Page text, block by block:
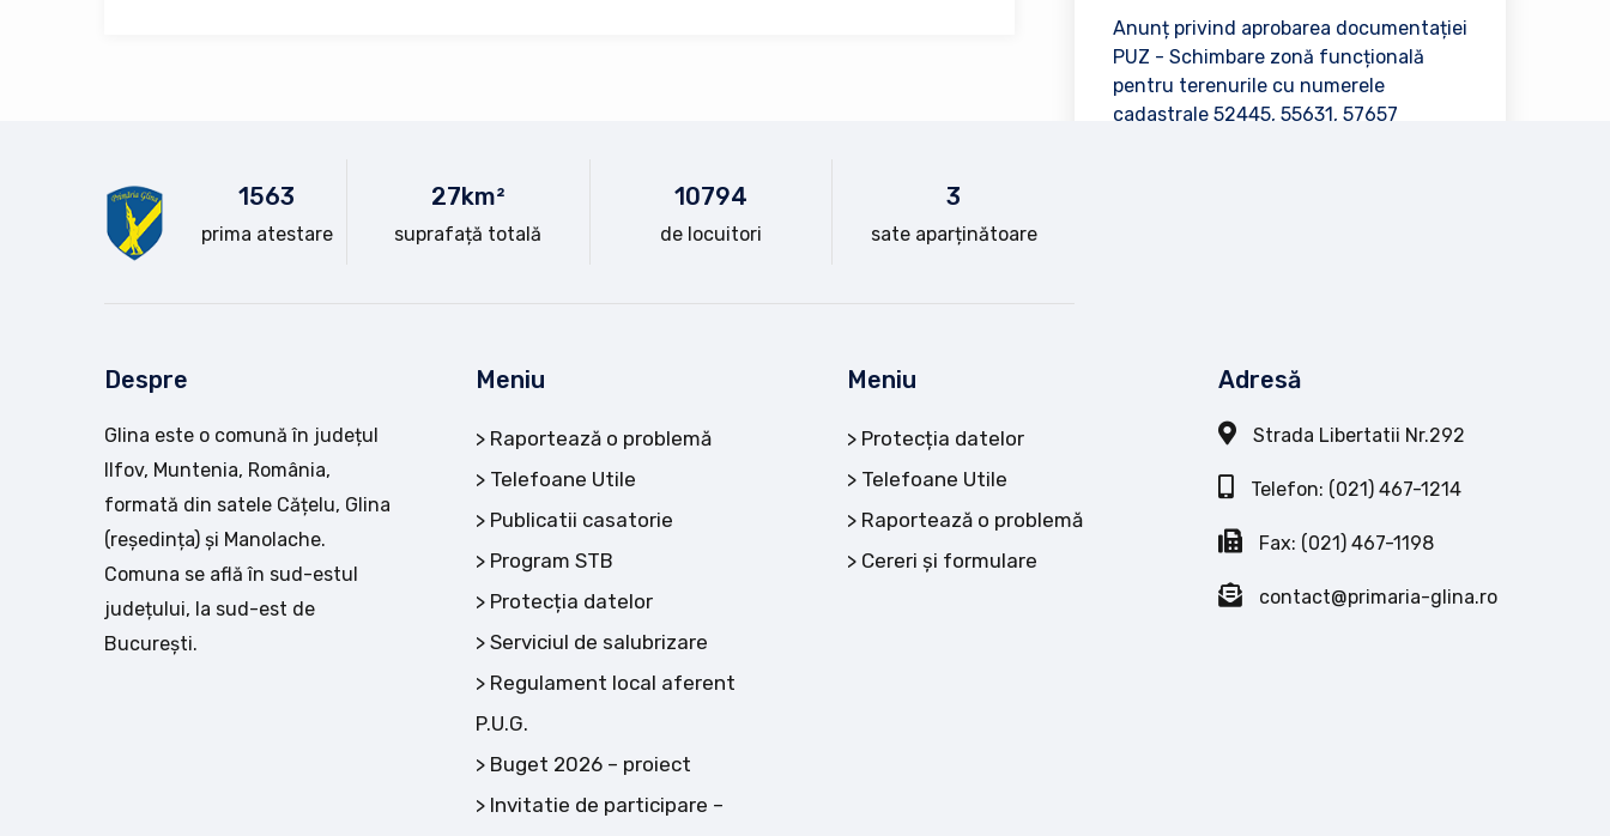
Anunț privind aprobarea documentației
PUZ - Schimbare zonă funcțională
pentru terenurile cu numerele
cadastrale 52445, 55631, 57657
1563
prima atestare
28km²
suprafață totală
10794
de locuitori
3
sate aparținătoare
Despre
Glina este o comună în județul
Ilfov, Muntenia, România,
formată din satele Cățelu, Glina
(reședința) și Manolache.
Comuna se află în sud-estul
județului, la sud-est de
București.
Meniu
Raportează o problemă
Telefoane Utile
Publicatii casatorie
Program STB
Protecția datelor
Serviciul de salubrizare
Regulament local aferent
P.U.G.
Buget 2026 – proiect
Invitatie de participare –
Meniu
Protecția datelor
Telefoane Utile
Raportează o problemă
Cereri și formulare
Adresă
Strada Libertatii Nr.292
Telefon: (021) 467-1214
Fax: (021) 467-1198
contact@primaria-glina.ro